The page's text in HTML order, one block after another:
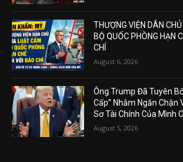
THƯỢNG VIỆN DÂN
BỘ QUỐC PHÒNG HẠN
CHÍ
August 6, 2026
Ông Trump Đã Tuyên
Cấp” Nhằm Ngăn Chặn
Sơ Tài Chính Của Mình
August 5, 2026